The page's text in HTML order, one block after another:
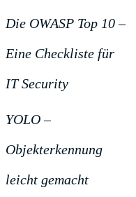
Die OWASP Top 10 –
Eine Checkliste für
IT Security
YOLO –
Objekterkennung
leicht gemacht